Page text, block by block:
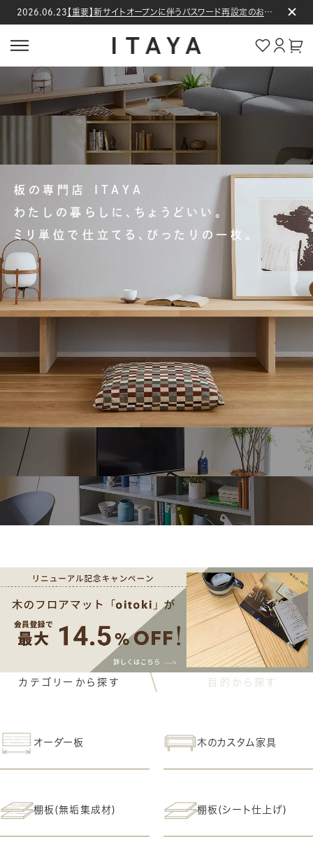
コンテン
2026.06.23 【重要】新サイトオープンに伴うパスワード再設定のお願い
グ
イ
ン
ト
板の専門店 ITAYA
わたしの暮らしに、ちょうどいい。
ミリ単位で仕立てる、ぴったりの一枚。
カテゴリーから探す 目的から探す
オーダー板 木のカスタム家具
棚板(無垢集成材) 棚板(シート仕上げ)